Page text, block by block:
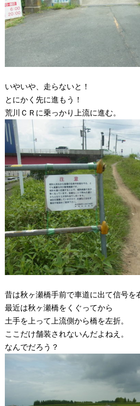
いやいや、走らないと！
とにかく先に進もう！
荒川ＣＲに乗っかり上流に進む。
昔は秋ヶ瀬橋手前で車道に出て信号を
最近は秋ヶ瀬橋をくぐってから
土手を上って上流側から橋を左折。
ここだけ舗装されないんだよねえ。
なんでだろう？